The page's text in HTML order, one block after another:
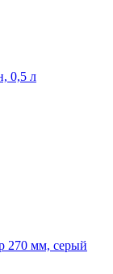
0,5 л
270 мм, серый